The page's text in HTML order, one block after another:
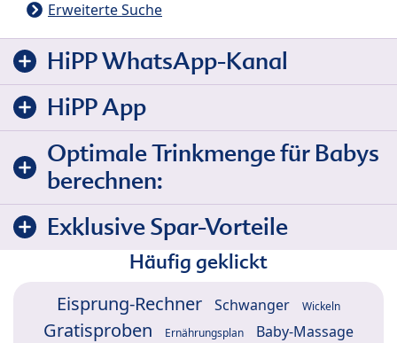
Erweiterte Suche
HiPP WhatsApp-Kanal
HiPP App
Optimale Trinkmenge für Babys
berechnen:
Exklusive Spar-Vorteile
Häufig geklickt
Eisprung-Rechner Schwanger Wickeln
Gratisproben Ernährungsplan Baby-Massage